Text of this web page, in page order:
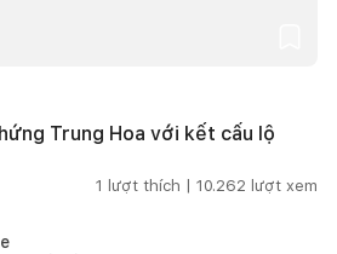
Trung Hoa với kết cấu lộ
1 lượt thích | 10.262 lượt xem